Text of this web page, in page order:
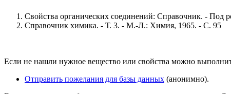
Свойства органических соединений: Справочник. -
Справочник химика. - Т. 3. - М.-Л.: Химия, 1965. - С. 95
Если не нашли нужное вещество или свойства можно
Отправить пожелания для базы данных (анонимно).